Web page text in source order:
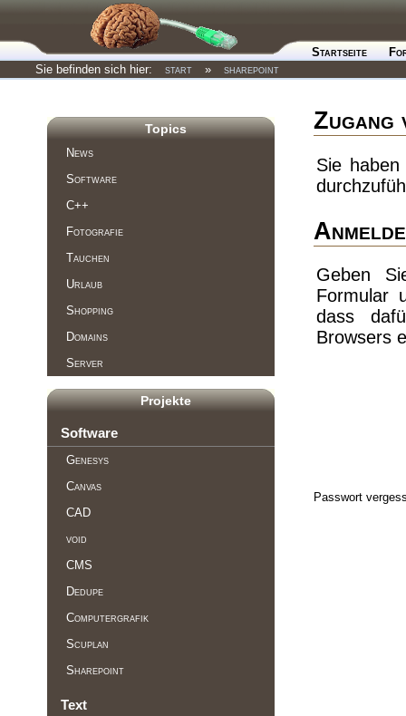
Startseite
Sie befinden sich hier:
start » sharepoint
Topics
News
Software
C++
Fotografie
Tauchen
Urlaub
Shopping
Domains
Server
Projekte
Software
Genesys
Canvas
CAD
void
CMS
Dedupe
Computergrafik
Scuplan
Sharepoint
Text
Zugang
Sie
Geben
Formular
dass
Browsers
Passwort